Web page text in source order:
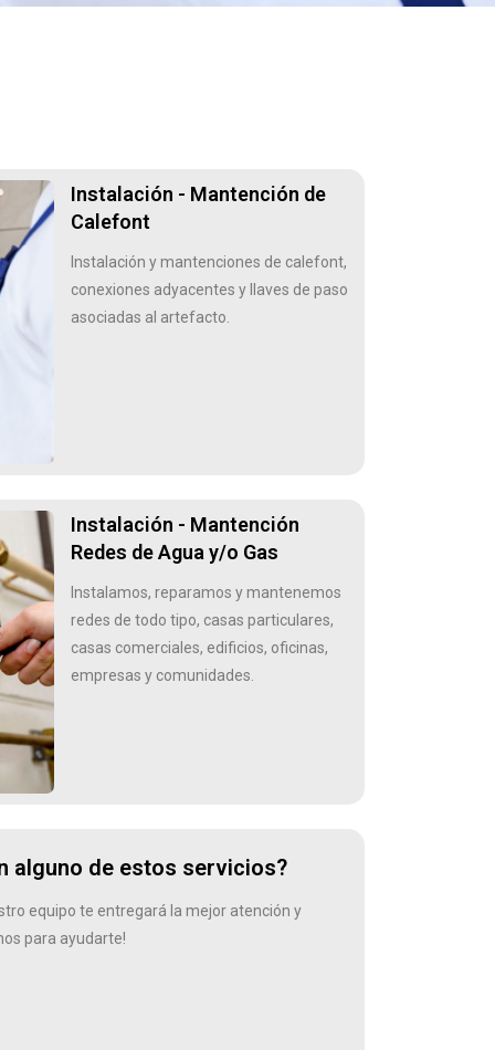
Instalación - Mantención de
Calefont
Instalación y mantenciones de calefont,
conexiones adyacentes y llaves de paso
asociadas al artefacto.
Instalación - Mantención
Redes de Agua y/o Gas
Instalamos, reparamos y mantenemos
redes de todo tipo, casas particulares,
casas comerciales, edificios, oficinas,
empresas y comunidades.
alguno de estos servicios?
equipo te entregará la mejor atención y
para ayudarte!